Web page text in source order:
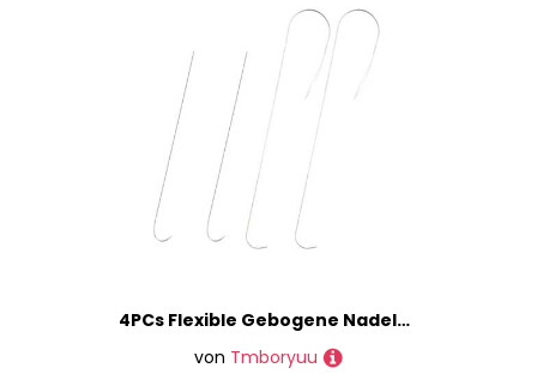
4PCs Flexible Gebogene Nadelzubehör Praktisch Gekrümmte Perlennadel Set Für Perlenspinner Und Schmuckhandwerk Handgefertigte Schmuckversorgungen
von Tmboryuu